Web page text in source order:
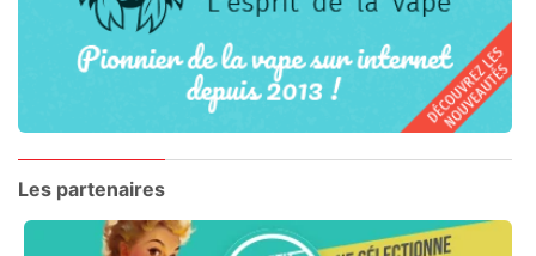
Les partenaires